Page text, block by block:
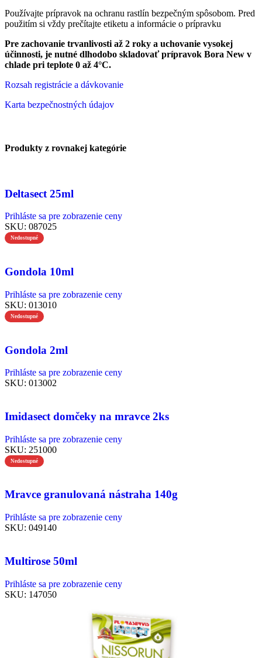
Používajte prípravok na ochranu rastlín bezpečným spôsobom. Pred
použitím si vždy prečítajte etiketu a informácie o prípravku
Pre zachovanie trvanlivosti až 2 roky a uchovanie vysokej
účinnosti, je nutné dlhodobo skladovať prípravok Bora New v
chlade pri teplote 0 až 4°C.
Rozsah registrácie a dávkovanie
Karta bezpečnostných údajov
Produkty z rovnakej kategórie
Deltasect 25ml
Prihláste sa pre zobrazenie ceny
SKU: 087025
Nedostupné
Gondola 10ml
Prihláste sa pre zobrazenie ceny
SKU: 013010
Nedostupné
Gondola 2ml
Prihláste sa pre zobrazenie ceny
SKU: 013002
Imidasect domčeky na mravce 2ks
Prihláste sa pre zobrazenie ceny
SKU: 251000
Nedostupné
Mravce granulovaná nástraha 140g
Prihláste sa pre zobrazenie ceny
SKU: 049140
Multirose 50ml
Prihláste sa pre zobrazenie ceny
SKU: 147050